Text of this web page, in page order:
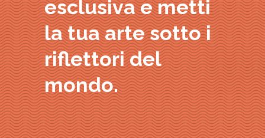
esclusiva e metti
la tua arte sotto i
riflettori del
mondo.